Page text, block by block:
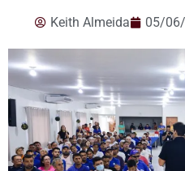
Keith Almeida 05/